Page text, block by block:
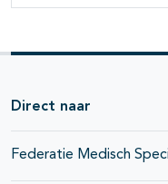
Direct naar
Federatie Medisch